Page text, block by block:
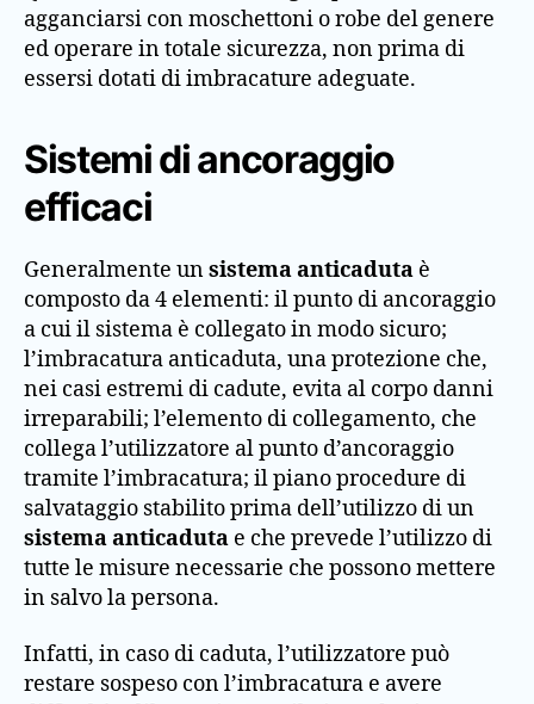
agganciarsi con moschettoni o robe del genere
ed operare in totale sicurezza, non prima di
essersi dotati di imbracature adeguate.
Sistemi di ancoraggio
efficaci
Generalmente unsistema anticaduta è
composto da 4 elementi: il punto di ancoraggio
a cui il sistema è collegato in modo sicuro;
l’imbracatura anticaduta, una protezione che,
nei casi estremi di cadute, evita al corpo danni
irreparabili; l’elemento di collegamento, che
collega l’utilizzatore al punto d’ancoraggio
tramite l’imbracatura; il piano procedure di
salvataggio stabilito prima dell’utilizzo di un
sistema anticaduta e che prevede l’utilizzo di
tutte le misure necessarie che possono mettere
in salvo la persona.
Infatti, in caso di caduta, l’utilizzatore può
restare sospeso con l’imbracatura e avere